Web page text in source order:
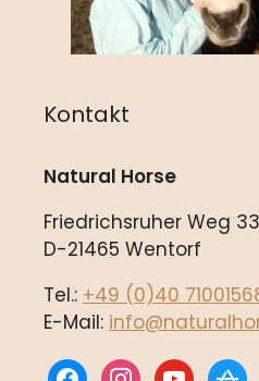
Kontakt
Natural Horse
Friedrichsruher Weg 33
D-21465 Wentorf
Tel.: +49 (0)40
E-Mail:
facebookinstagramyoutube